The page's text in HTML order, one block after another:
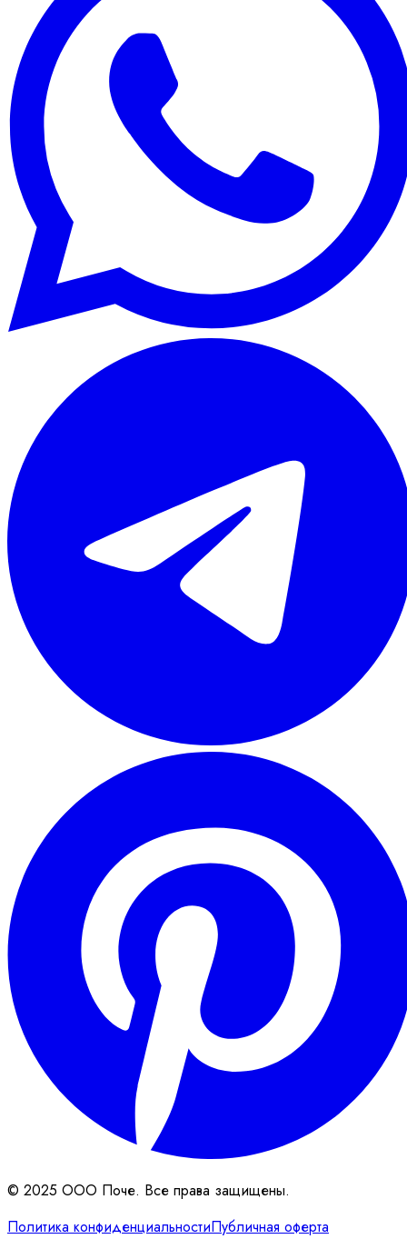
© 2025 ООО Поче. Все права защищены.
Политика конфиденциальностиПубличная оферта